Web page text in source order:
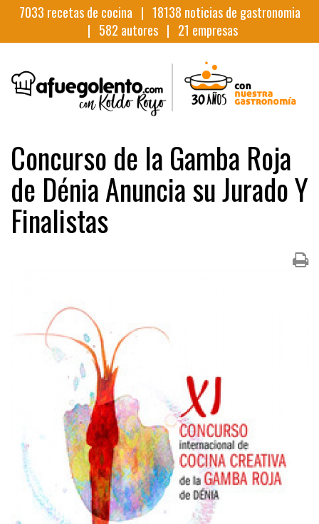
7033 recetas de cocina | 18138 noticias de gastronomia
| 582 autores | 21 empresas
Concurso de la Gamba Roja
de Dénia Anuncia su Jurado Y
Finalistas